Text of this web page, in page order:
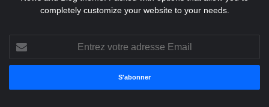
completely customize your website to your needs.
votre
adresse